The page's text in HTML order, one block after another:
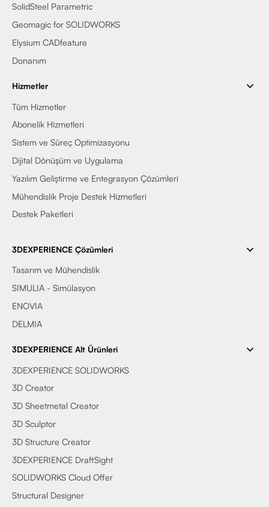
SolidSteel Parametric
Geomagic for SOLIDWORKS
Elysium CADfeature
Donanım
Hizmetler
Tüm Hizmetler
Abonelik Hizmetleri
Sistem ve Süreç Optimizasyonu
Dijital Dönüşüm ve Uygulama
Yazılım Geliştirme ve Entegrasyon Çözümleri
Mühendislik Proje Destek Hizmetleri
Destek Paketleri
3DEXPERIENCE Çözümleri
Tasarım ve Mühendislik
SIMULIA - Simülasyon
ENOVIA
DELMIA
3DEXPERIENCE Alt Ürünleri
3DEXPERIENCE SOLIDWORKS
3D Creator
3D Sheetmetal Creator
3D Sculptor
3D Structure Creator
3DEXPERIENCE DraftSight
SOLIDWORKS Cloud Offer
Structural Designer